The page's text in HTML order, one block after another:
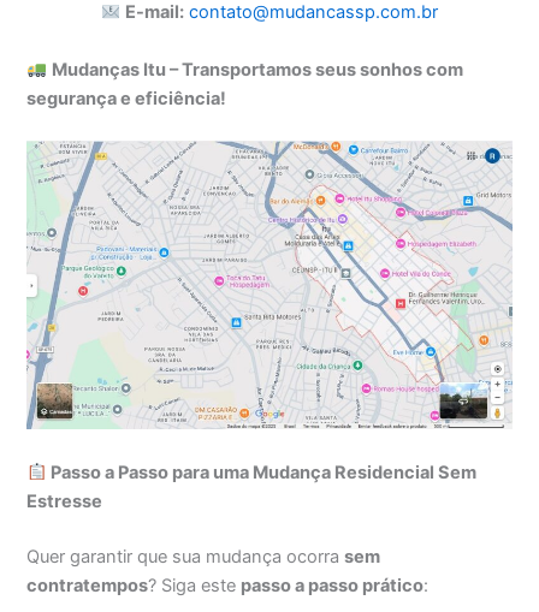
E-mail: contato@mudancassp.com.br
Mudanças Itu – Transportamos seus sonhos com
segurança e eficiência!
Passo a Passo para uma Mudança Residencial Sem
Estresse
Quer garantir que sua mudança ocorrasem
contratempos? Siga este passo a passo prático: